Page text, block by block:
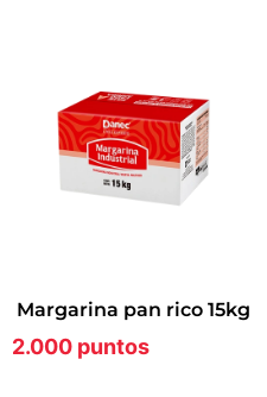
margarina pan rico 15kg
2.000 puntos